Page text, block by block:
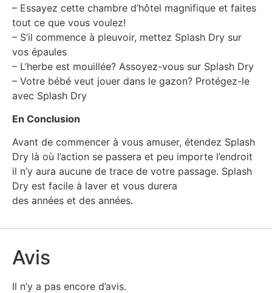
– Essayez cette chambre d’hôtel magnifique et faites
tout ce que vous voulez!
– S’il commence à pleuvoir, mettez Splash Dry sur
vos épaules
– L’herbe est mouillée? Assoyez-vous sur Splash Dry
– Votre bébé veut jouer dans le gazon? Protégez-le
avec Splash Dry
En Conclusion
Avant de commencer à vous amuser, étendez Splash
Dry là où l’action se passera et peu importe l’endroit
il n’y aura aucune de trace de votre passage. Splash
Dry est facile à laver et vous durera
des années et des années.
Avis
Il n’y a pas encore d’avis.